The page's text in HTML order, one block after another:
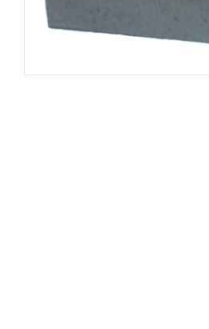
MATERIAŁY BUDOWLANE
OBRZEŻA CHODNIKOWE,